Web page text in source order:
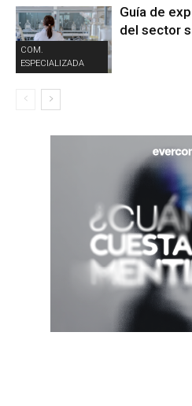
COM.
ESPECIALIZADA
Guía de
del sector